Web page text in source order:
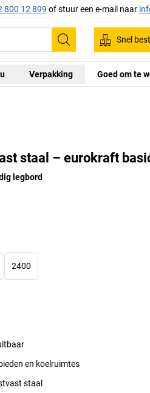
800 12 899 of stuur een e-mail naar
Zoeken
Snel
Verpakking Goed om te
staal – eurokraft
legbord
2400
en koelruimtes
staal